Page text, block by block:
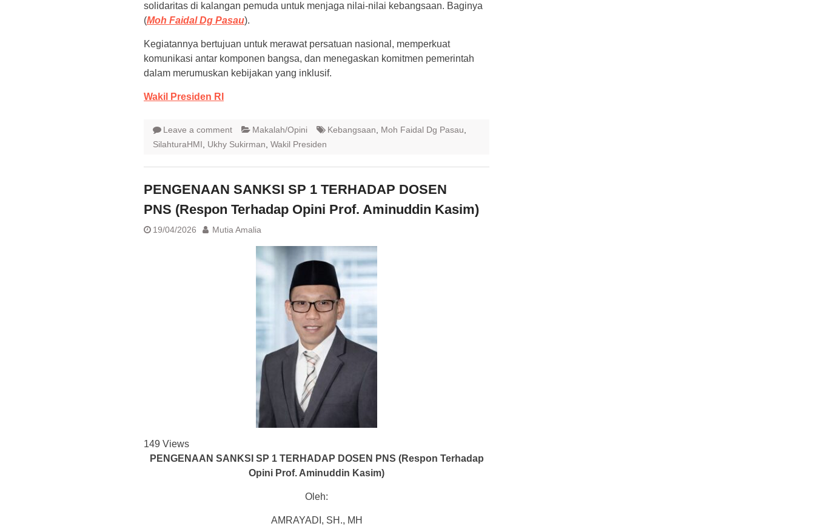
solidaritas di kalangan pemuda untuk menjaga nilai-nilai kebangsaan. Baginya
(Moh Faidal Dg Pasau).
Kegiatannya bertujuan untuk merawat persatuan nasional, memperkuat
komunikasi antar komponen bangsa, dan menegaskan komitmen pemerintah
dalam merumuskan kebijakan yang inklusif.
Wakil Presiden RI
Leave a comment Makalah/Opini Kebangsaan, Moh Faidal Dg Pasau,
SilahturaHMI, Ukhy Sukirman, Wakil Presiden
PENGENAAN SANKSI SP 1 TERHADAP DOSEN
PNS (Respon Terhadap Opini Prof. Aminuddin Kasim)
19/04/2026 Mutia Amalia
149 Views
PENGENAAN SANKSI SP 1 TERHADAP DOSEN PNS (Respon Terhadap
Opini Prof. Aminuddin Kasim)
Oleh:
AMRAYADI, SH., MH